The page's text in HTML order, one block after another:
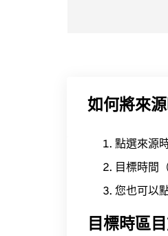
如何將來
點選來源
目標時間
您也可以
目標時區